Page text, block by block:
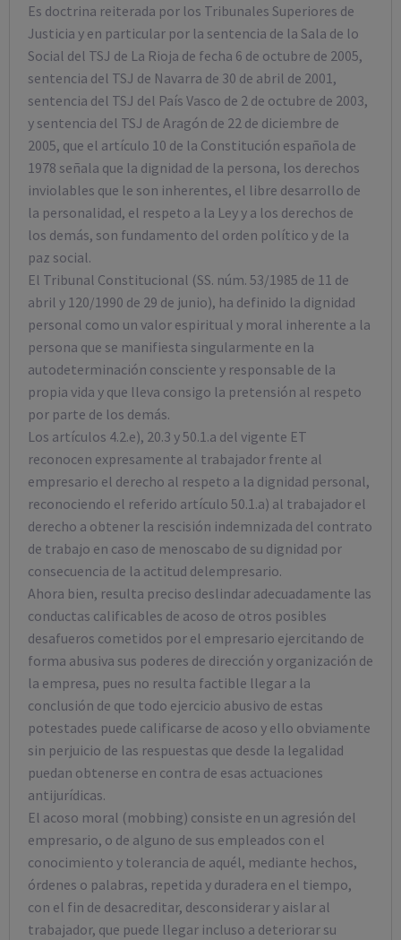
Es doctrina reiterada por los Tribunales Superiores de
Justicia y en particular por la sentencia de la Sala de lo
Social del TSJ de La Rioja de fecha 6 de octubre de 2005,
sentencia del TSJ de Navarra de 30 de abril de 2001,
sentencia del TSJ del País Vasco de 2 de octubre de 2003,
y sentencia del TSJ de Aragón de 22 de diciembre de
2005, que el artículo 10 de la Constitución española de
1978 señala que la dignidad de la persona, los derechos
inviolables que le son inherentes, el libre desarrollo de
la personalidad, el respeto a la Ley y a los derechos de
los demás, son fundamento del orden político y de la
paz social.
El Tribunal Constitucional (SS. núm. 53/1985 de 11 de
abril y 120/1990 de 29 de junio), ha definido la dignidad
personal como un valor espiritual y moral inherente a la
persona que se manifiesta singularmente en la
autodeterminación consciente y responsable de la
propia vida y que lleva consigo la pretensión al respeto
por parte de los demás.
Los artículos 4.2.e), 20.3 y 50.1.a del vigente ET
reconocen expresamente al trabajador frente al
empresario el derecho al respeto a la dignidad personal,
reconociendo el referido artículo 50.1.a) al trabajador el
derecho a obtener la rescisión indemnizada del contrato
de trabajo en caso de menoscabo de su dignidad por
consecuencia de la actitud delempresario.
Ahora bien, resulta preciso deslindar adecuadamente las
conductas calificables de acoso de otros posibles
desafueros cometidos por el empresario ejercitando de
forma abusiva sus poderes de dirección y organización de
la empresa, pues no resulta factible llegar a la
conclusión de que todo ejercicio abusivo de estas
potestades puede calificarse de acoso y ello obviamente
sin perjuicio de las respuestas que desde la legalidad
puedan obtenerse en contra de esas actuaciones
antijurídicas.
El acoso moral (mobbing) consiste en un agresión del
empresario, o de alguno de sus empleados con el
conocimiento y tolerancia de aquél, mediante hechos,
órdenes o palabras, repetida y duradera en el tiempo,
con el fin de desacreditar, desconsiderar y aislar al
trabajador, que puede llegar incluso a deteriorar su